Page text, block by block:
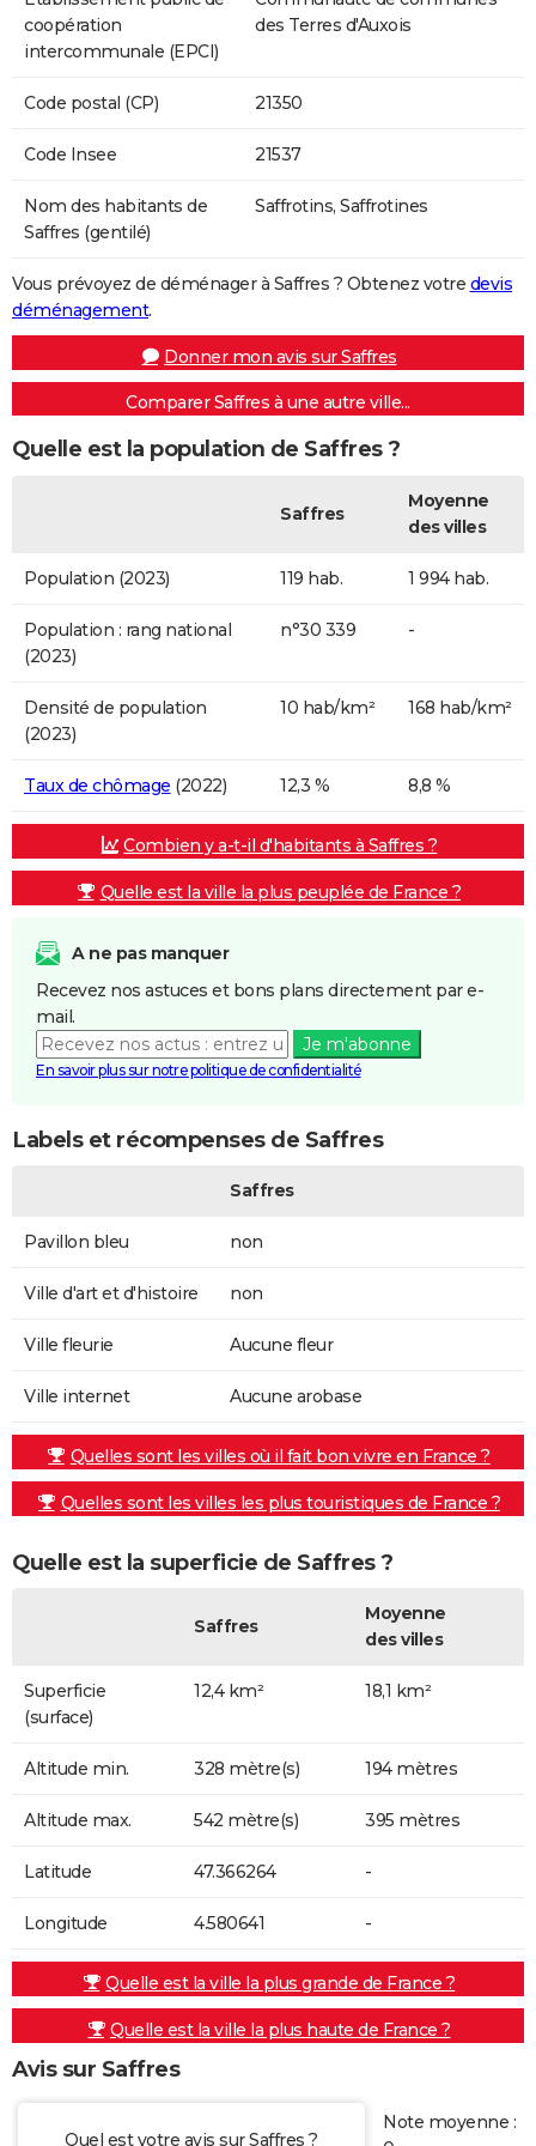
coopération
intercommunale (EPCI)
des Terres d'Auxois
Code postal (CP) 21350
Code Insee 21537
Nom des habitants de
Saffres (gentilé)
Saffrotins, Saffrotines
Vous prévoyez de déménager à Saffres ? Obtenez votre devis
déménagement.
Donner mon avis sur Saffres
Comparer Saffres à une autre ville...
Quelle est la population de Saffres ?
Saffres
Moyenne
des villes
Population (2023) 119 hab. 1 994 hab.
Population : rang national
(2023)
n°30 339 -
Densité de population
(2023)
10 hab/km² 168 hab/km²
Taux de chômage (2022) 12,3 % 8,8 %
Combien y a-t-il d'habitants à Saffres ?
Quelle est la ville la plus peuplée de France ?
A ne pas manquer
Recevez nos astuces et bons plans directement par e-
mail.
Je m'abonne
En savoir plus sur notre politique de confidentialité
Labels et récompenses de Saffres
Saffres
Pavillon bleu non
Ville d'art et d'histoire non
Ville fleurie Aucune fleur
Ville internet Aucune arobase
Quelles sont les villes où il fait bon vivre en France ?
Quelles sont les villes les plus touristiques de France ?
Quelle est la superficie de Saffres ?
Saffres
Moyenne
des villes
Superficie
(surface)
12,4 km² 18,1 km²
Altitude min. 328 mètre(s) 194 mètres
Altitude max. 542 mètre(s) 395 mètres
Latitude 47.366264 -
Longitude 4.580641 -
Quelle est la ville la plus grande de France ?
Quelle est la ville la plus haute de France ?
Avis sur Saffres
Quel est votre avis sur Saffres ?
Note moyenne :